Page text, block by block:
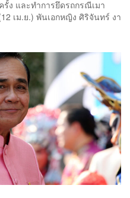
รั้ง และทำการยึดรถกรณีเมา
เม.ย.) พันเอกหญิง ศิริจันทร์ งา